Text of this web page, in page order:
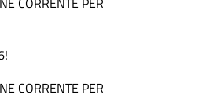
CORRENTE PER